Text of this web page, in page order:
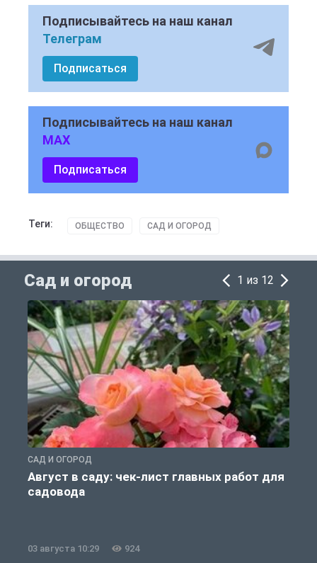
Подписывайтесь на наш канал
Телеграм
Подписаться
Подписывайтесь на наш канал
MAX
Подписаться
Теги: ОБЩЕСТВО САД И ОГОРОД
Сад и огород 1 из 12
САД И ОГОРОД
Август в саду: чек-лист главных работ для
садовода
03 августа 10:29 924